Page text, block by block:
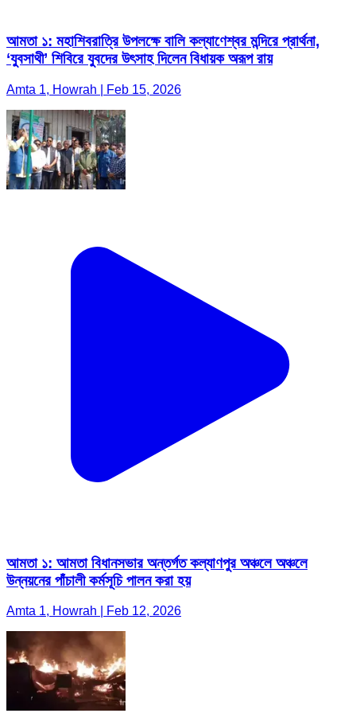
আমতা ১: মহাশিবরাত্রি উপলক্ষে বালি কল্যাণেশ্বর মন্দিরে প্রার্থনা,
‘যুবসাথী’ শিবিরে যুবদের উৎসাহ দিলেন বিধায়ক অরূপ রায়
Amta 1, Howrah | Feb 15, 2026
আমতা ১: আমতা বিধানসভার অন্তর্গত কল্যাণপুর অঞ্চলে অঞ্চলে
উন্নয়নের পাঁচালী কর্মসূচি পালন করা হয়
Amta 1, Howrah | Feb 12, 2026